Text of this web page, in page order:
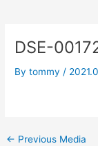
DSE-
Bytommy /
navigation
← Previous Media